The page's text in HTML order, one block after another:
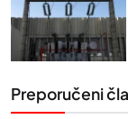
Preporučeni